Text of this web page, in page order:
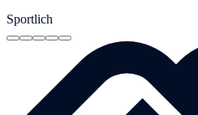
Sportlich